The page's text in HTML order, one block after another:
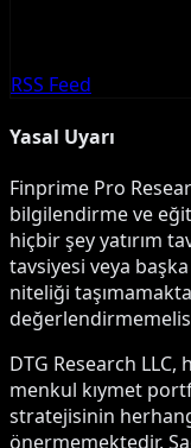
RSS Feed
Yasal Uyarı
Finprime Pro
bilgilendirme ve
hiçbir şey yatırım
tavsiyesi veya
niteliği
DTG Research
menkul kıymet
stratejisinin
önermemektedir.